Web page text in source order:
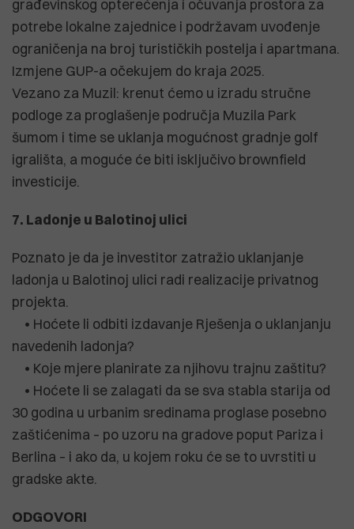
građevinskog opterećenja i očuvanja prostora za
potrebe lokalne zajednice i podržavam uvođenje
ograničenja na broj turističkih postelja i apartmana.
Izmjene GUP-a očekujem do kraja 2025.
Vezano za Muzil: krenut ćemo u izradu stručne
podloge za proglašenje područja Muzila Park
šumom i time se uklanja mogućnost gradnje golf
igrališta, a moguće će biti isključivo brownfield
investicije.
7. Ladonje u Balotinoj ulici
Poznato je da je investitor zatražio uklanjanje
ladonja u Balotinoj ulici radi realizacije privatnog
projekta.
• Hoćete li odbiti izdavanje Rješenja o uklanjanju
navedenih ladonja?
• Koje mjere planirate za njihovu trajnu zaštitu?
• Hoćete li se zalagati da se sva stabla starija od
30 godina u urbanim sredinama proglase posebno
zaštićenima – po uzoru na gradove poput Pariza i
Berlina – i ako da, u kojem roku će se to uvrstiti u
gradske akte.
ODGOVORI